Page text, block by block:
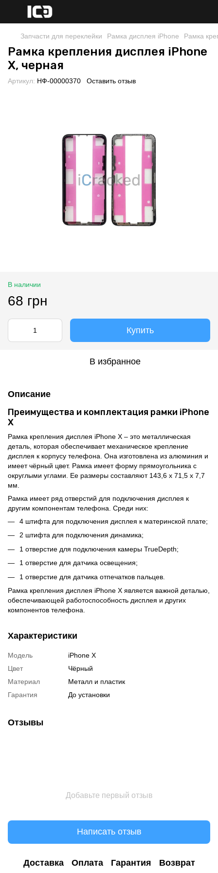
Запчасти для переклейки Рамка дисплея iPhone Рамка
Рамка крепления дисплея iPhone
X, черная
Артикул: НФ-00000370 Оставить отзыв
В наличии
68 грн
Купить
В избранное
Описание
Преимущества и комплектация рамки iPhone
X
Рамка крепления дисплея iPhone X – это металлическая
деталь, которая обеспечивает механическое крепление
дисплея к корпусу телефона. Она изготовлена из алюминия и
имеет чёрный цвет. Рамка имеет форму прямоугольника с
округлыми углами. Ее размеры составляют 143,6 x 71,5 x 7,7
мм.
Рамка имеет ряд отверстий для подключения дисплея к
другим компонентам телефона. Среди них:
4 штифта для подключения дисплея к материнской плате;
2 штифта для подключения динамика;
1 отверстие для подключения камеры TrueDepth;
1 отверстие для датчика освещения;
1 отверстие для датчика отпечатков пальцев.
Рамка крепления дисплея iPhone X является важной деталью,
обеспечивающей работоспособность дисплея и других
компонентов телефона.
Характеристики
Модель
iPhone X
Цвет
Чёрный
Материал
Металл и пластик
Гарантия
До установки
Отзывы
Добавьте первый отзыв
Написать отзыв
Доставка Оплата Гарантия Возврат